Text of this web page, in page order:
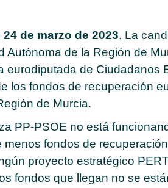
de marzo de 2023. La
Autónoma de la Región de
eurodiputada de Ciudadanos
los fondos de recuperación
de Murcia.
PP-PSOE no está
menos fondos de
proyecto estratégico
fondos que llegan no se